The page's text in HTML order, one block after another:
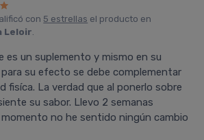
con 5 estrellas el producto en
Leloir.
es un suplemento y mismo en su
su efecto se debe complementar
fisíca. La verdad que al ponerlo sobre
su sabor. Llevo 2 semanas
no he sentido ningún cambio